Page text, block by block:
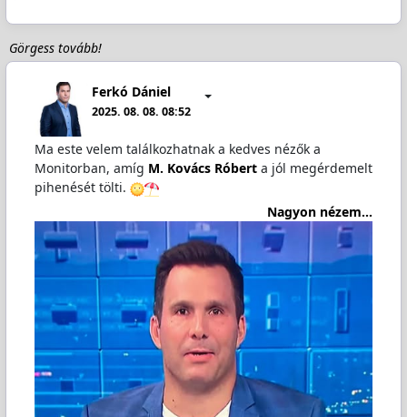
Görgess tovább!
Ferkó Dániel
2025. 08. 08. 08:52
Ma este velem találkozhatnak a kedves nézők a
Monitorban, amíg M. Kovács Róberta jól megérdemelt
pihenését tölti.
Nagyon nézem...